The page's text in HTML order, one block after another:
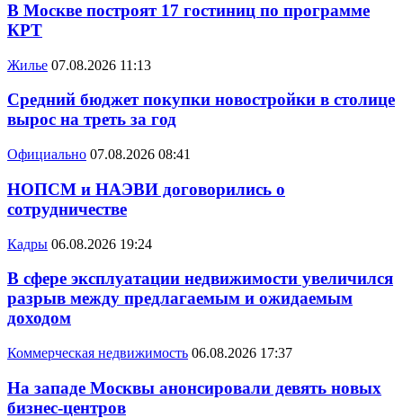
В Москве построят 17 гостиниц по программе
КРТ
Жилье 07.08.2026 11:13
Средний бюджет покупки новостройки в столице
вырос на треть за год
Официально 07.08.2026 08:41
НОПСМ и НАЭВИ договорились о
сотрудничестве
Кадры 06.08.2026 19:24
В сфере эксплуатации недвижимости увеличился
разрыв между предлагаемым и ожидаемым
доходом
Коммерческая недвижимость 06.08.2026 17:37
На западе Москвы анонсировали девять новых
бизнес-центров